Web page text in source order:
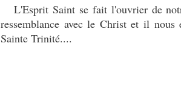
L'Esprit Saint se fait l'ouvrier de
ressemblance avec le Christ et il
Sainte Trinité....